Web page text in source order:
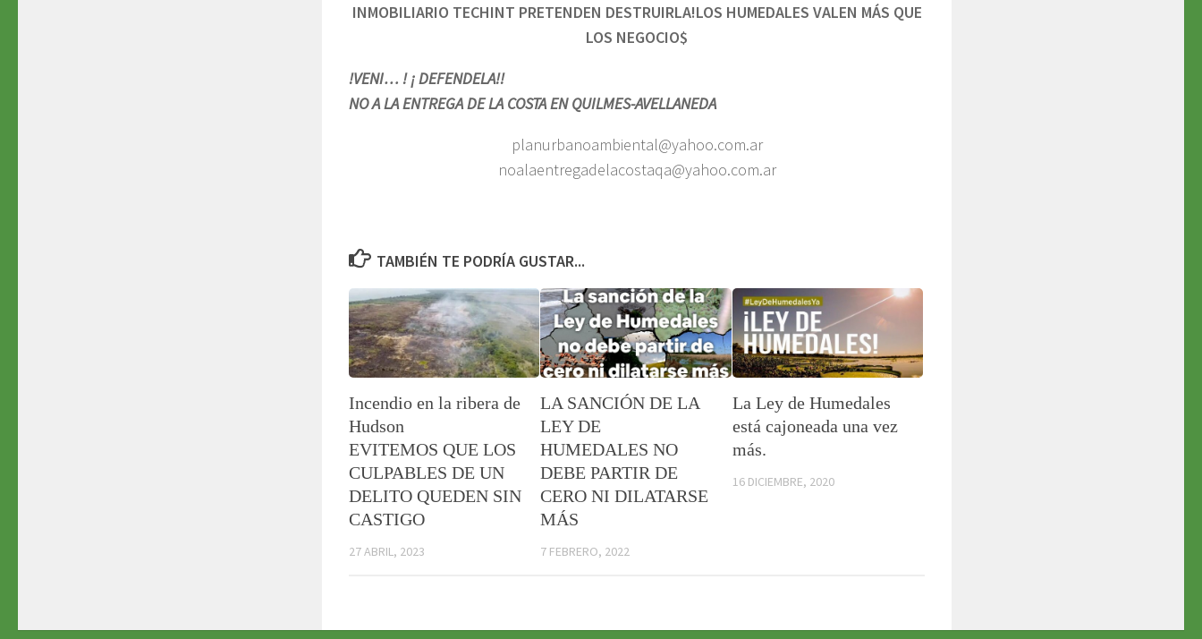
INMOBILIARIO TECHINT PRETENDEN DESTRUIRLA!LOS HUMEDALES VALEN MÁS QUE
LOS NEGOCIO$
!VENI… ! ¡ DEFENDELA!!
NO A LA ENTREGA DE LA COSTA EN QUILMES-AVELLANEDA
planurbanoambiental@yahoo.com.ar
noalaentregadelacostaqa@yahoo.com.ar
TAMBIÉN TE PODRÍA GUSTAR...
Incendio en la ribera de
Hudson
EVITEMOS QUE LOS
CULPABLES DE UN
DELITO QUEDEN SIN
CASTIGO
27 ABRIL, 2023
LA SANCIÓN DE LA
LEY DE
HUMEDALES NO
DEBE PARTIR DE
CERO NI DILATARSE
MÁS
7 FEBRERO, 2022
La Ley de Humedales
está cajoneada una vez
más.
16 DICIEMBRE, 2020